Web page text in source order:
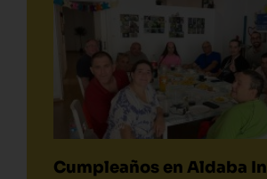
Cumpleaños en Aldaba